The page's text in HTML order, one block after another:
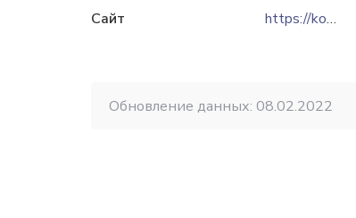
Сайт
https://kostka.by
Обновление данных: 08.02.2022